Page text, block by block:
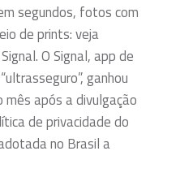
segundos, fotos com
de prints: veja
O Signal, app de
ganhou
mês após a divulgação
de privacidade do
no Brasil a